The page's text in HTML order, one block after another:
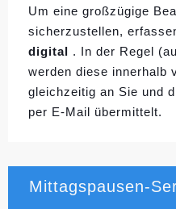
Um eine großzügige
sicherzustellen,
digital . In der Regel
werden diese innerhalb
gleichzeitig an Sie und
per E-Mail übermittelt.
Mittagspausen-